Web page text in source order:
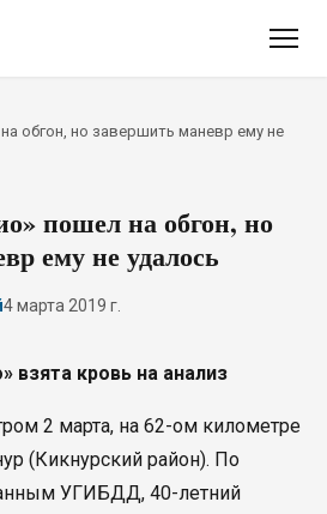
обгон, но завершить маневр ему не
пошел на обгон, но
ему не удалось
4 марта 2019 г.
взята кровь на анализ
2 марта, на 62-ом километре
(Кикнурский район). По
УГИБДД, 40-летний